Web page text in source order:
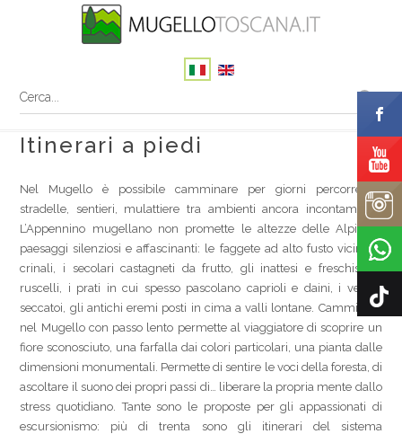
Itinerari a piedi
Nel Mugello è possibile camminare per giorni percorrendo
stradelle, sentieri, mulattiere tra ambienti ancora incontaminati.
L’Appennino mugellano non promette le altezze delle Alpi ma
paesaggi silenziosi e affascinanti: le faggete ad alto fusto vicine ai
crinali, i secolari castagneti da frutto, gli inattesi e freschissimi
ruscelli, i prati in cui spesso pascolano caprioli e daini, i vecchi
seccatoi, gli antichi eremi posti in cima a valli lontane. Camminare
nel Mugello con passo lento permette al viaggiatore di scoprire un
fiore sconosciuto, una farfalla dai colori particolari, una pianta dalle
dimensioni monumentali. Permette di sentire le voci della foresta, di
ascoltare il suono dei propri passi di… liberare la propria mente dallo
stress quotidiano. Tante sono le proposte per gli appassionati di
escursionismo: più di trenta sono gli itinerari del sistema